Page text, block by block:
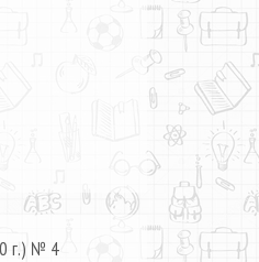
г.) № 4